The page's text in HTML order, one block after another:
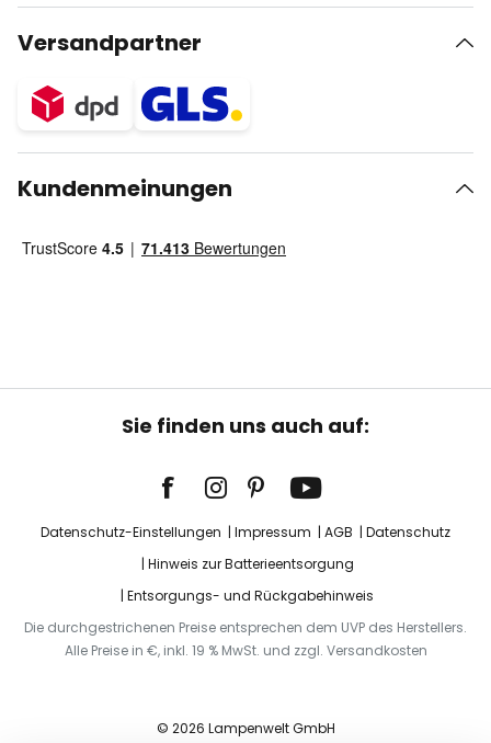
Versandpartner
Kundenmeinungen
Sie finden uns auch auf:
Datenschutz-Einstellungen Impressum AGB
Datenschutz
Hinweis zur Batterieentsorgung
Entsorgungs- und Rückgabehinweis
Die durchgestrichenen Preise entsprechen dem UVP des Herstellers.
Alle Preise in €, inkl. 19 % MwSt. und zzgl. Versandkosten
© 2026 Lampenwelt GmbH